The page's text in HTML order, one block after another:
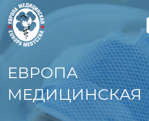
ЕВРОПА
МЕДИЦИНСКАЯ